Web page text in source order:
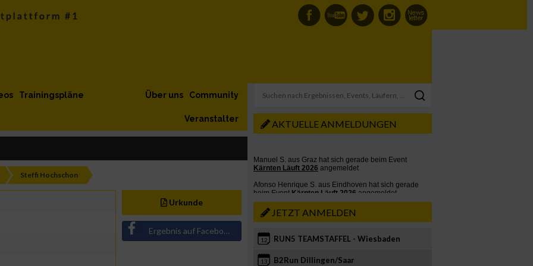
Trainingspläne Community
Über uns
Veranstalter
Steffi Hochschon
Urkunde
Ergebnis auf Facebook teilen
AKTUELLE ANMELDUNGEN
JETZT ANMELDEN
12 RUN5 TEAMSTAFFEL - Wiesbaden
13 B2Run Dillingen/Saar